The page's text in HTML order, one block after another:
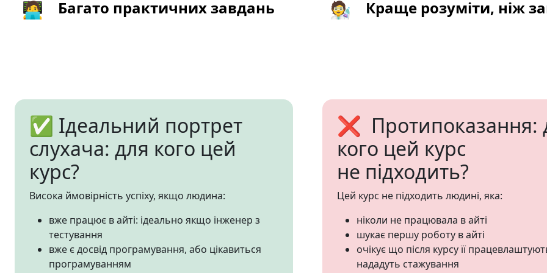
🧑‍💻 Багато практичних завдань 🧑‍🔬 Краще розуміти, ніж
✅ Ідеальний портрет
слухача: для кого цей
курс?
Висока ймовірність успіху, якщо людина:
вже працює в айті: ідеально якщо інженер з
тестування
вже є досвід програмування, або цікавиться
програмуванням
❌ Протипоказання:
кого цей курс
не підходить?
Цей курс не підходить людині, яка:
ніколи не працювала в айті
шукає першу роботу в айті
очікує що після курсу її
нададуть стажування